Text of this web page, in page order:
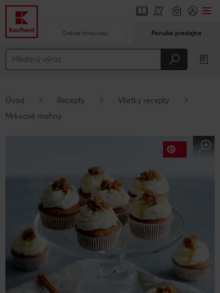
Hlavný obsah
Vyskakovací bočný panel
Online trhovisko Ponuka predajne
Úvod Recepty
Všetky recepty
Mrkvové mafiny